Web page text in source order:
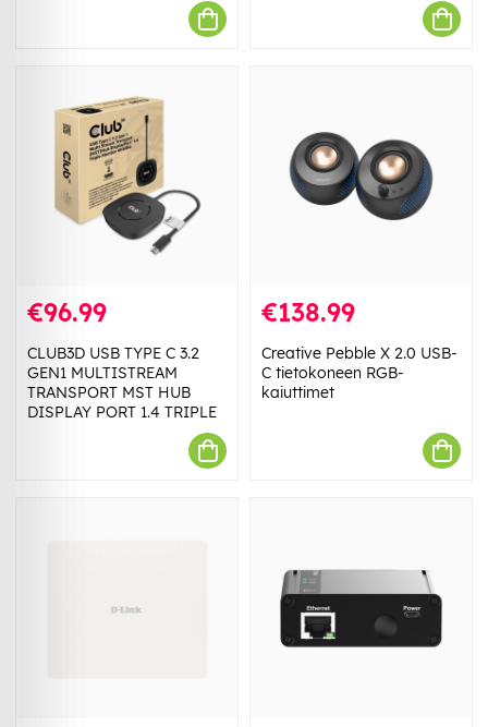
€96.99
CLUB3D USB TYPE C 3.2
GEN1 MULTISTREAM
TRANSPORT MST HUB
DISPLAY PORT 1.4 TRIPLE
€138.99
Creative Pebble X 2.0 USB-
C tietokoneen RGB-
kaiuttimet